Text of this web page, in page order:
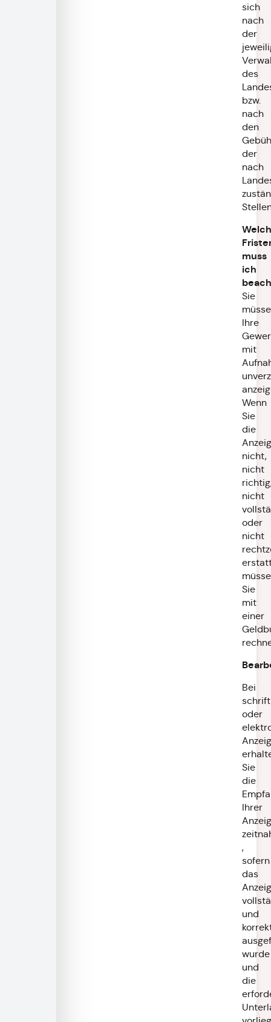
sich
nach
der
des
bzw.
nach
den
der
nach
muss
ich
Sie
Ihre
mit
Wenn
Sie
die
nicht,
nicht
nicht
oder
nicht
Sie
mit
einer
Bei
oder
Sie
die
Ihrer
,
sofern
das
und
wurde
und
die